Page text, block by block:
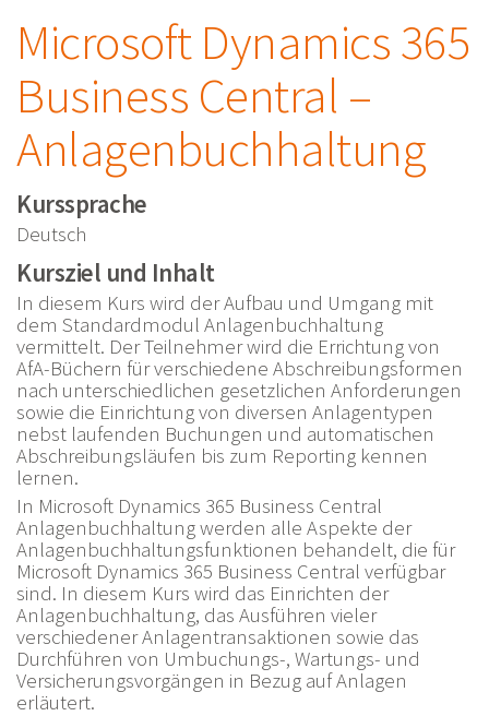
Microsoft Dynamics 365
Business Central –
Anlagenbuchhaltung
Kurssprache
Deutsch
Kursziel und Inhalt
In diesem Kurs wird der Aufbau und Umgang mit
dem Standardmodul Anlagenbuchhaltung
vermittelt. Der Teilnehmer wird die Errichtung von
AfA-Büchern für verschiedene Abschreibungsformen
nach unterschiedlichen gesetzlichen Anforderungen
sowie die Einrichtung von diversen Anlagentypen
nebst laufenden Buchungen und automatischen
Abschreibungsläufen bis zum Reporting kennen
lernen.
In Microsoft Dynamics 365 Business Central
Anlagenbuchhaltung werden alle Aspekte der
Anlagenbuchhaltungsfunktionen behandelt, die für
Microsoft Dynamics 365 Business Central verfügbar
sind. In diesem Kurs wird das Einrichten der
Anlagenbuchhaltung, das Ausführen vieler
verschiedener Anlagentransaktionen sowie das
Durchführen von Umbuchungs-, Wartungs- und
Versicherungsvorgängen in Bezug auf Anlagen
erläutert.